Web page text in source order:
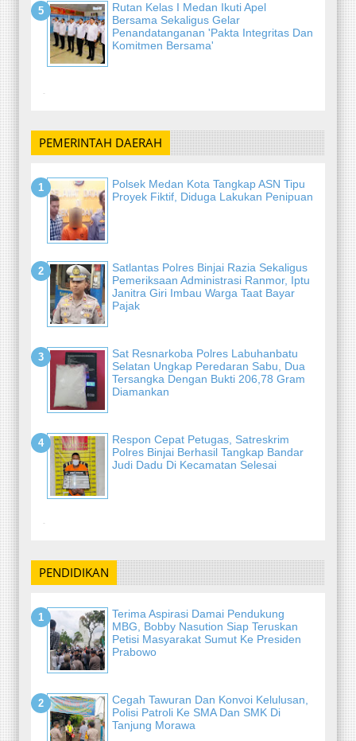
Rutan Kelas I Medan Ikuti Apel
Bersama Sekaligus Gelar
Penandatanganan 'Pakta Integritas Dan
Komitmen Bersama'
-
PEMERINTAH DAERAH
Polsek Medan Kota Tangkap ASN Tipu
Proyek Fiktif, Diduga Lakukan Penipuan
Satlantas Polres Binjai Razia Sekaligus
Pemeriksaan Administrasi Ranmor, Iptu
Janitra Giri Imbau Warga Taat Bayar
Pajak
Sat Resnarkoba Polres Labuhanbatu
Selatan Ungkap Peredaran Sabu, Dua
Tersangka Dengan Bukti 206,78 Gram
Diamankan
Respon Cepat Petugas, Satreskrim
Polres Binjai Berhasil Tangkap Bandar
Judi Dadu Di Kecamatan Selesai
-
PENDIDIKAN
Terima Aspirasi Damai Pendukung
MBG, Bobby Nasution Siap Teruskan
Petisi Masyarakat Sumut Ke Presiden
Prabowo
Cegah Tawuran Dan Konvoi Kelulusan,
Polisi Patroli Ke SMA Dan SMK Di
Tanjung Morawa